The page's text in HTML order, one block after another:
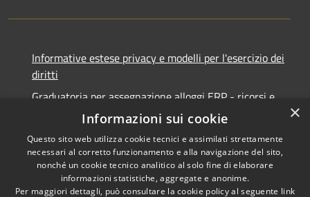
Informative estese privacy e modelli per l'esercizio dei
diritti
Graduatoria per assegnazione alloggi ERP - ricorsi e
Copyright © 2026 • Comune di
×
Informazioni sui cookie
Questo sito web utilizza cookie tecnici e assimilati strettamente
necessari al corretto funzionamento e alla navigazione del sito,
nonché un cookie tecnico analitico al solo fine di elaborare
informazioni statistiche, aggregate e anonime.
Per maggiori dettagli, può consultare la cookie policy al seguente link